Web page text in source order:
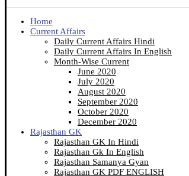
Home
Current Affairs
Daily Current Affairs Hindi
Daily Current Affairs In English
Month-Wise Current
June 2020
July 2020
August 2020
September 2020
October 2020
December 2020
Rajasthan GK
Rajasthan GK In Hindi
Rajasthan Gk In English
Rajasthan Samanya Gyan
Rajasthan GK PDF ENGLISH